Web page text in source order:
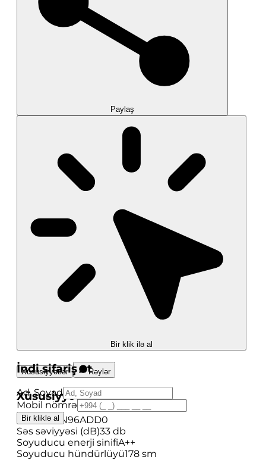
Paylaş
Bir klik ilə al
İndi sifariş et
Ad, Soyad
Mobil nömrə
Bir kliklə al
Xüsusiyyətlər Rəylər
Xüsusiyyətlər
ModelKBN96ADD0
Səs səviyyəsi (dB)33 db
Soyuducu enerji sinifiA++
Soyuducu hündürlüyü178 sm